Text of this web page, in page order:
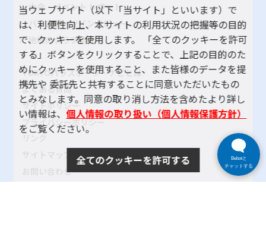
大会・イベント レポート
パラスポーツインタビュー
地域のクラブ紹介
TOKYOパラスポーツ・ナビとは
よくある質問
サイトポリシー
プライバシーポリシー
お問い合わせ
当ウェブサイト（以下「当サイト」といいます）で
は、利便性向上、本サイトの利用状況の把握等の目的
で、クッキーを使用します。 「全てのクッキーを許可
する」ボタンをクリックすることで、上記の目的のた
めにクッキーを使用すること、また皆様のデータを提
携先や 委託先と共有することに同意いただいたもの
とみなします。同意の取り消し方法を含めたより詳し
い情報は、個人情報の取り扱い（個人情報保護方針）
をご覧ください。
全てのクッキーを許可する
Bebotと
チャットする